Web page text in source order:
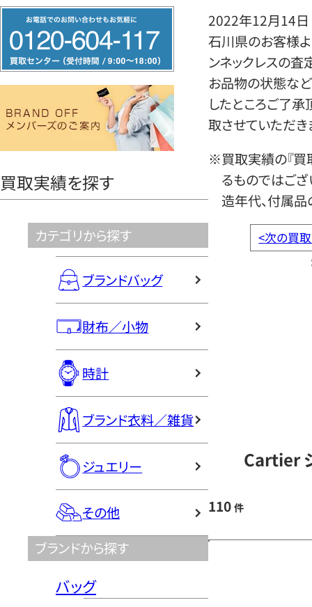
リ
ー
ヤ
買取実績を探す
カテゴリから探す
ブランドバッグ
財布／小物
時計
ブランド衣料／雑貨
ジュエリー
その他
ブランドから探す
バッグ
2022年12月14日
石川県のお客様よ
ンネックレスの査
お品物の状態など
したところご了
取させていただき
※買取実績の『買
るものではござ
造年代、付属品
<次の買
Cartier
110 件